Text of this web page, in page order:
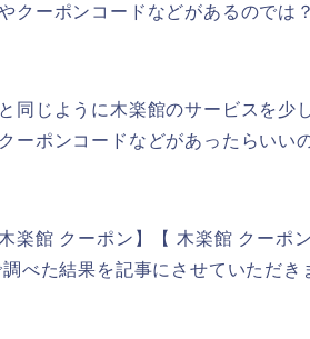
クーポンコードなどがあるのでは
同じように木楽館のサービスを少
ーポンコードなどがあったらいい
楽館 クーポン】【 木楽館 クーポ
べた結果を記事にさせていただき